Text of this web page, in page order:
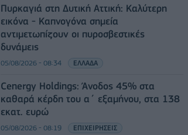
Πυρκαγιά στη Δυτική Αττική: Καλύτερη
εικόνα - Καπνογόνα σημεία
αντιμετωπίζουν οι πυροσβεστικές
δυνάμεις
05/08/2026 - 08:34 ΕΛΛΑΔΑ
Cenergy Holdings: Άνοδος 45% στα
καθαρά κέρδη του α΄ εξαμήνου, στα 138
εκατ. ευρώ
05/08/2026 - 08:19 ΕΠΙΧΕΙΡΗΣΕΙΣ